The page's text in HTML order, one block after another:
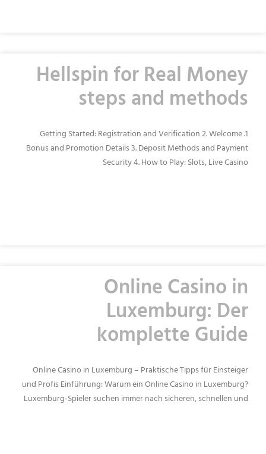
Hellspin for Real Money
steps and methods
1. Getting Started: Registration and Verification 2. Welcome
Bonus and Promotion Details 3. Deposit Methods and Payment
Security 4. How to Play: Slots, Live Casino
Online Casino in
Luxemburg: Der
komplette Guide
Online Casino in Luxemburg – Praktische Tipps für Einsteiger
und Profis Einführung: Warum ein Online Casino in Luxemburg?
Luxemburg‑Spieler suchen immer nach sicheren, schnellen und